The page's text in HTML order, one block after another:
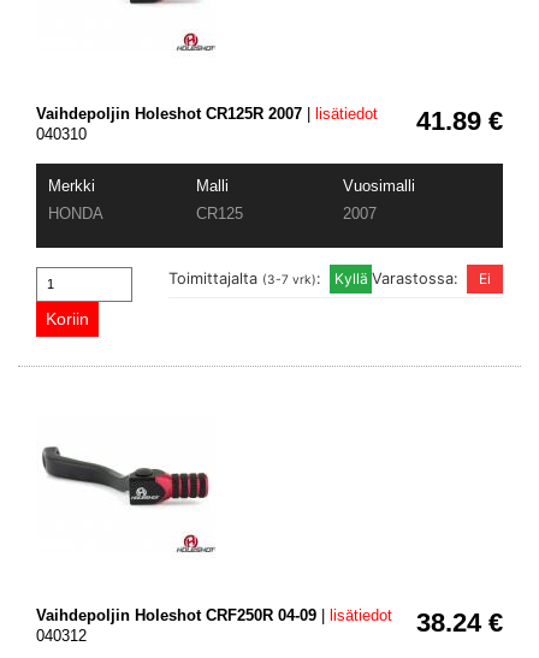
41.89 €
Vaihdepoljin Holeshot CR125R 2007
lisätiedot
040310
Merkki Malli
Vuosimalli
HONDA
CR125 2007
Varastossa:
Toimittajalta (3-7 vrk):
38.24 €
Vaihdepoljin Holeshot CRF250R 04-09
lisätiedot
040312